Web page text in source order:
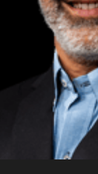
en
reflejan la
dólar bluey otras
diferentes
que